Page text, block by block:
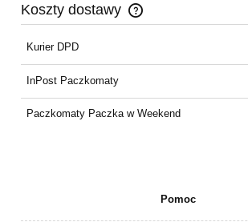
Koszty dostawy
Cena nie zawiera ewentualnych kosztów
Kurier DPD
InPost Paczkomaty
Paczkomaty Paczka w Weekend
Pomoc